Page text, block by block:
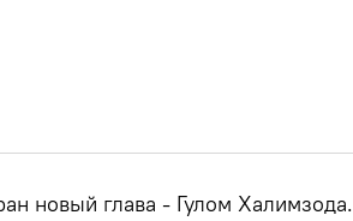
новый глава - Гулом Халимзода.